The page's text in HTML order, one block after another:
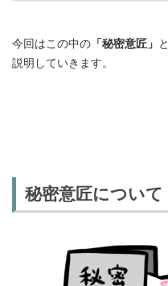
今回はこの中の 「秘密意匠」 と
説明していきます。
秘密意匠について